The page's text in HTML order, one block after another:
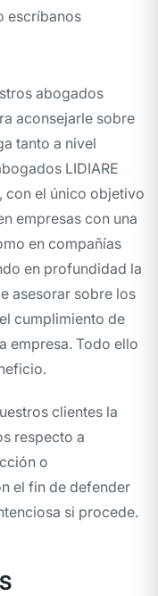
escríbanos
abogados
aconsejarle sobre
tanto a nivel
LIDIARE
con el único objetivo
empresas con una
en compañías
en profundidad la
asesorar sobre los
cumplimiento de
empresa. Todo ello
clientes la
respecto a
o
el fin de defender
si procede.